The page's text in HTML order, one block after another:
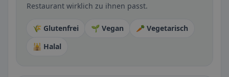
Restaurant wirklich zu ihnen passt.
🌾 Glutenfrei 🌱 Vegan
🥕 Vegetarisch
🕌 Halal